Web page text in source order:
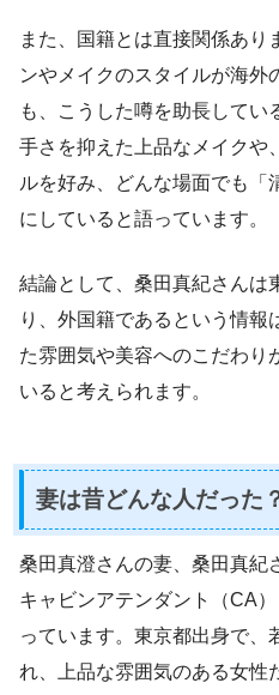
また、国籍とは直接関係あり
ンやメイクのスタイルが海外
も、こうした噂を助長してい
手さを抑えた上品なメイクや
ルを好み、どんな場面でも「
にしていると語っています。
結論として、桑田真紀さんは
り、外国籍であるという情
た雰囲気や美容へのこだわり
いると考えられます。
妻は昔どんな人だった
桑田真澄さんの妻、桑田真紀
キャビンアテンダント（CA
っています。東京都出身で、
れ、上品な雰囲気のある女性